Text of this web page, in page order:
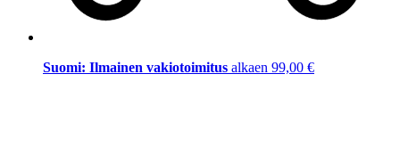
Suomi: Ilmainen vakiotoimitus alkaen 99,00 €